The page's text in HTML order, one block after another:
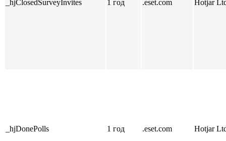
_hjClosedSurveyInvites 1 год .eset.com Hotjar
_hjDonePolls 1 год .eset.com Hotjar